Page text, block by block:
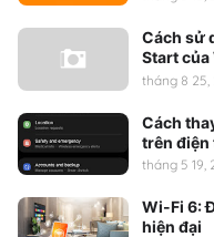
Cách sử
Start
tháng 8 25,
Cách
trên điện
tháng 5 19,
Wi-Fi 6:
hiện đại